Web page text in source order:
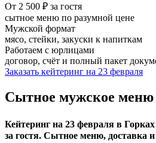
От 2 500 ₽ за гостя
сытное меню по разумной цене
Мужской формат
мясо, стейки, закуски к напиткам
Работаем с юрлицами
договор, счёт и полный пакет
Заказать кейтеринг на 23 февраля
Сытное мужское меню
Кейтеринг на 23 февраля в
за гостя. Сытное меню, доставка